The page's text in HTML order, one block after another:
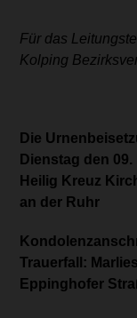
Für das
Kolping
Die
Dienstag den
Heilig Kreuz
an der Ruhr
Trauerfall:
Eppinghofer